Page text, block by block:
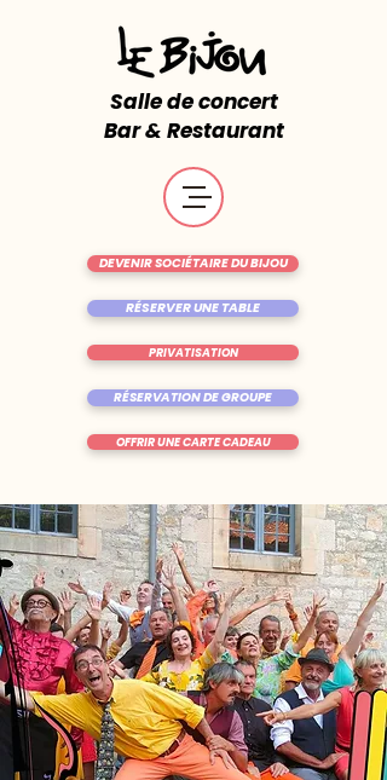
Salle de concert
Bar & Restaurant
RÉSERVER UNE TABLE
OFFRIR UNE CARTE CADEAU
DEVENIR SOCIÉTAIRE DU BIJOU
RÉSERVATION DE GROUPE
PRIVATISATION